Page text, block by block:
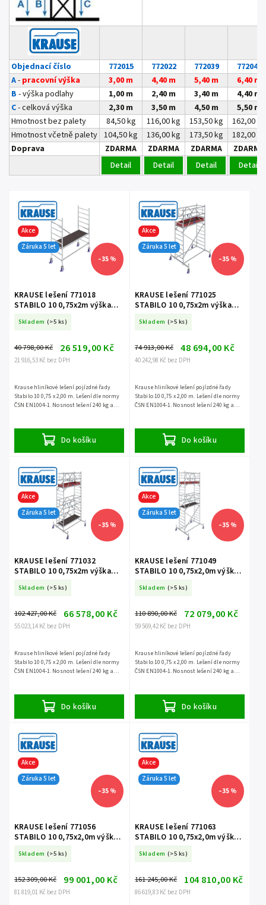
Objednací číslo 772015 772022 772039
772046
A- pracovní výška 3,00 m 4,40 m 5,40 m
6,40 m
B - výška podlahy 1,00 m 2,40 m 3,40 m
4,40 m
C- celková výška 2,30 m 3,50 m 4,50 m
5,50 m
Hmotnost bez palety
84,50 kg 116,00 kg 153,50 kg
162,00 kg
Hmotnost včetně palety 104,50 kg 136,00 kg 173,50 kg
182,00 kg
Doprava
ZDARMA ZDARMA ZDARMA
ZDARMA
Detail
Detail Detail Detail
Akce
Záruka 5 let
–35 %
KRAUSE lešení 771018
STABILO 10 0,75x2m výška
Skladem (>5 ks)
21 916,53 Kč bez DPH
40 798,00 Kč 26 519,00 Kč
Do košíku
Krause hliníkové lešení pojízdné řady
Stabilo 10 0,75 x 2,00 m. Lešení dle normy
ČSN EN1004-1. Nosnost lešení 240 kg a
Akce
Záruka 5 let
–35 %
KRAUSE lešení 771025
STABILO 10 0,75x2m výška
Skladem (>5 ks)
40 242,98 Kč bez DPH
74 913,00 Kč 48 694,00 Kč
Do košíku
Krause hliníkové lešení pojízdné řady
Stabilo 10 0,75 x 2,00 m. Lešení dle normy
ČSN EN1004-1. Nosnost lešení 240 kg a
Akce
Záruka 5 let
–35 %
KRAUSE lešení 771032
STABILO 10 0,75x2m výška
Skladem (>5 ks)
55 023,14 Kč bez DPH
102 427,00 Kč 66 578,00 Kč
Do košíku
Krause hliníkové lešení pojízdné řady
Stabilo 10 0,75 x 2,00 m. Lešení dle normy
ČSN EN1004-1. Nosnost lešení 240 kg a
Akce
Záruka 5 let
–35 %
KRAUSE lešení 771049
STABILO 10 0,75x2,0m výška
Skladem (>5 ks)
59 569,42 Kč bez DPH
110 890,00 Kč 72 079,00 Kč
Do košíku
Krause hliníkové lešení pojízdné řady
Stabilo 10 0,75 x 2,00 m. Lešení dle normy
ČSN EN1004-1. Nosnost lešení 240 kg a
Akce
Záruka 5 let
–35 %
KRAUSE lešení 771056
STABILO 10 0,75x2,0m výška
Skladem (>5 ks)
81 819,01 Kč bez DPH
152 309,00 Kč 99 001,00 Kč
Akce
Záruka 5 let
–35 %
KRAUSE lešení 771063
STABILO 10 0,75x2,0m výška
Skladem (>5 ks)
86 619,83 Kč bez DPH
161 245,00 Kč 104 810,00 Kč